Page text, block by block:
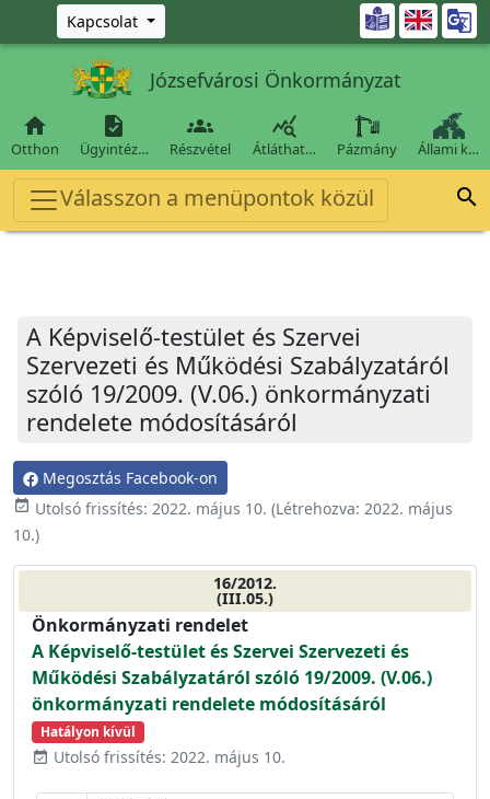
Ugrás a fő tartalomra
Kapcsolat 
Józsefvárosi Önkormányzat

Otthon

Ügyintéz…

Részvétel

Átláthat… Pázmány Állami k…
Válasszon a menüpontok közül 
A Képviselő-testület és Szervei
Szervezeti és Működési Szabályzatáról
szóló 19/2009. (V.06.) önkormányzati
rendelete módosításáról
Megosztás Facebook-on
event_available Utolsó frissítés: 2022. május 10. (Létrehozva: 2022. május
10.)
16/2012.
(III.05.)
Önkormányzati rendelet
A Képviselő-testület és Szervei Szervezeti és
Működési Szabályzatáról szóló 19/2009. (V.06.)
önkormányzati rendelete módosításáról
Hatályon kívül
event_available Utolsó frissítés: 2022. május 10.